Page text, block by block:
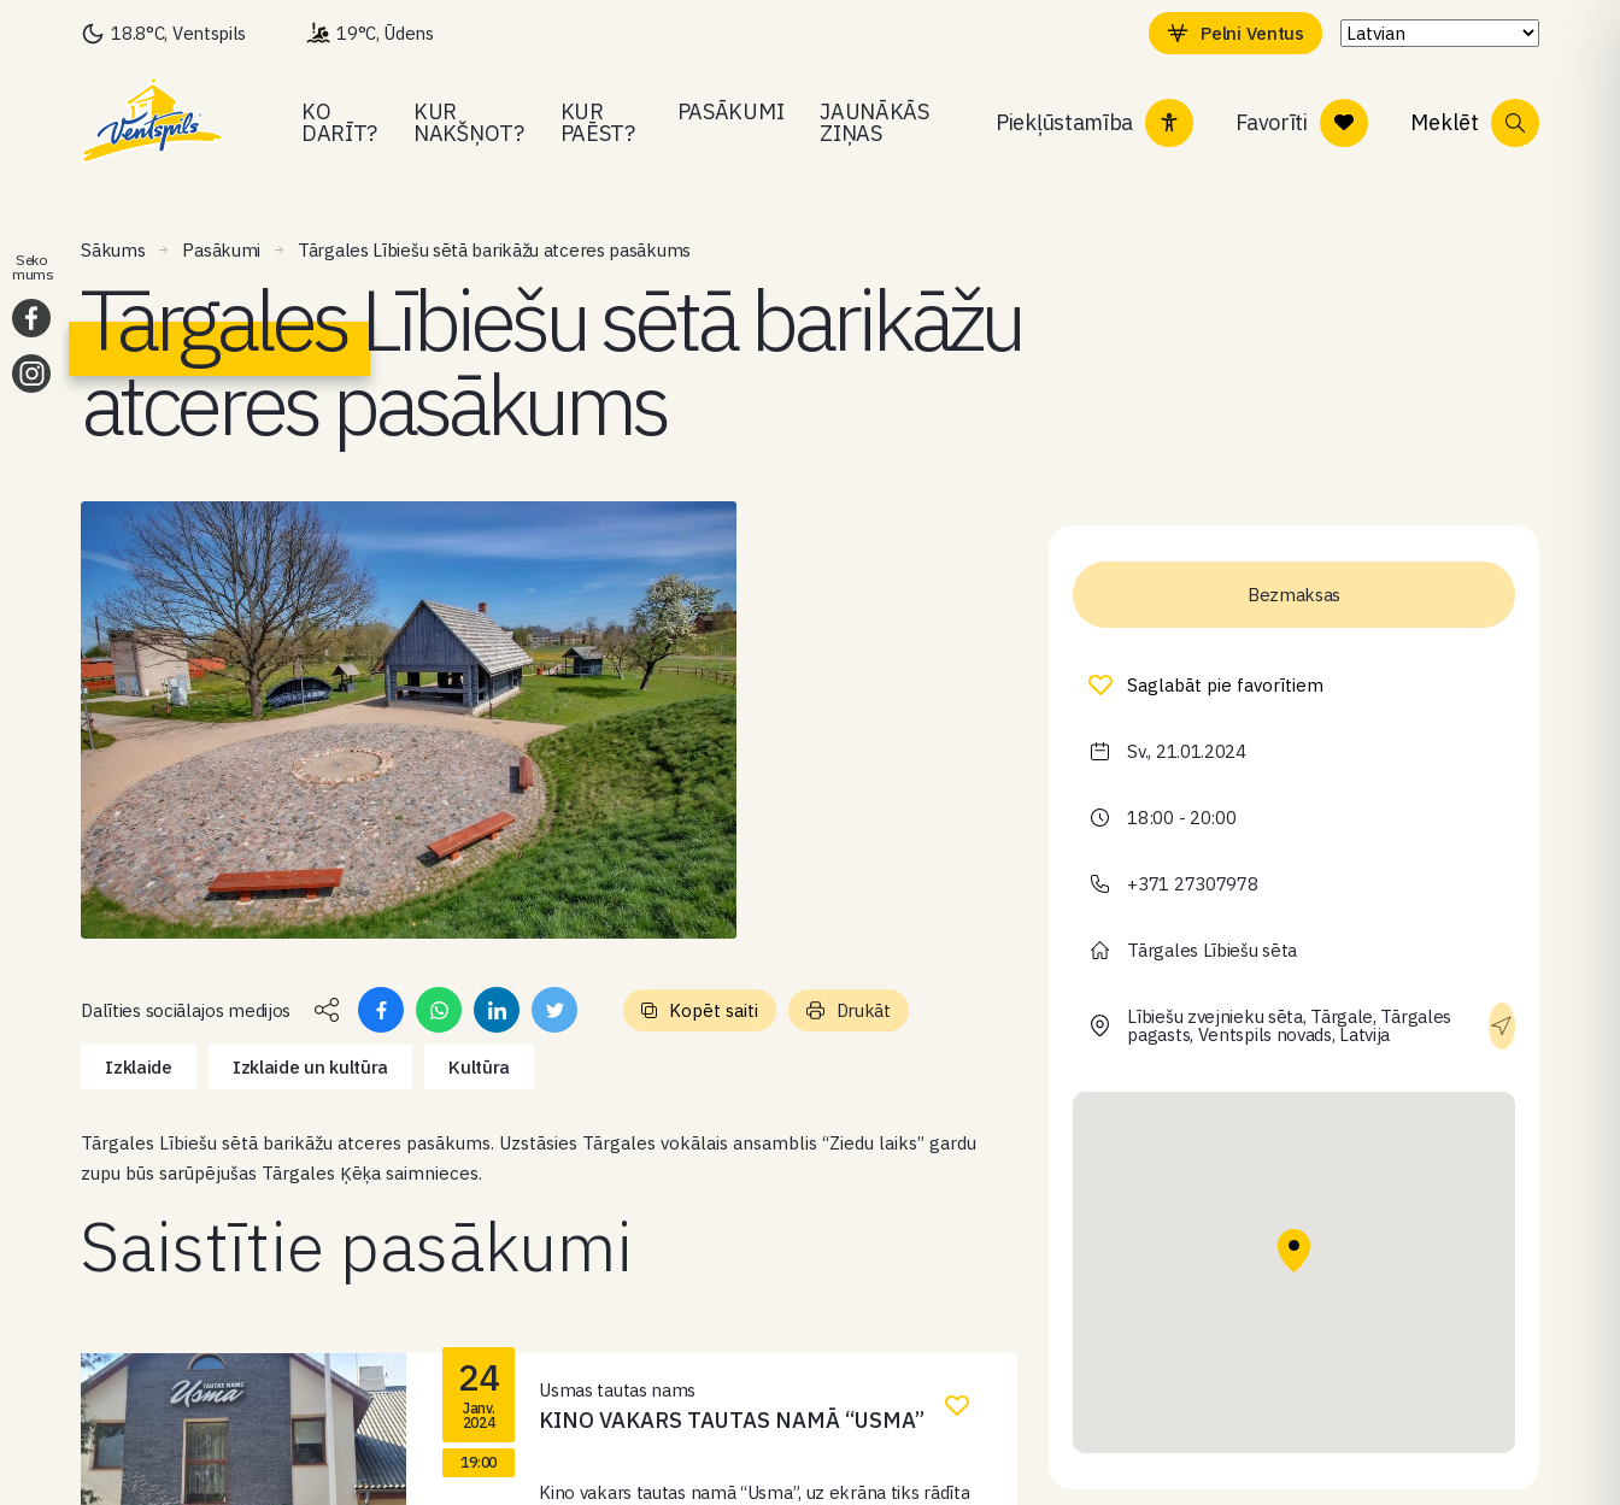
18.8°C, Ventspils 19°C, Ūdens Pelni Ventus
KO
DARĪT?
KUR
NAKŠŅOT?
KUR
PAĒST?
PASĀKUMI JAUNĀKĀS
ZIŅAS Piekļūstamība Favorīti Meklēt
Sākums Pasākumi Tārgales Lībiešu sētā barikāžu atceres pasākums
Tārgales Lībiešu sētā barikāžu
atceres pasākums
Dalīties sociālajos medijos Kopēt saiti Drukāt
Izklaide Izklaide un kultūra Kultūra
Tārgales Lībiešu sētā barikāžu atceres pasākums. Uzstāsies Tārgales vokālais ansamblis “Ziedu laiks” gardu
zupu būs sarūpējušas Tārgales Ķēķa saimnieces.
Saistītie pasākumi
24
Janv.
2024
19:00
Usmas tautas nams
KINO VAKARS TAUTAS NAMĀ “USMA”
Kino vakars tautas namā “Usma”, uz ekrāna tiks rādīta
Bezmaksas
Saglabāt pie favorītiem
Sv., 21.01.2024
18:00 - 20:00
+371 27307978
Tārgales Lībiešu sēta
Lībiešu zvejnieku sēta, Tārgale, Tārgales
pagasts, Ventspils novads, Latvija
Seko
mums